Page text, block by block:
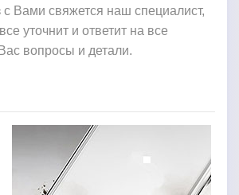
Вами свяжется наш специалист,
уточнит и ответит на все
вопросы и детали.